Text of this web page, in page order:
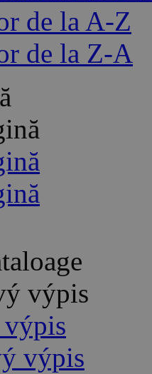
de la A-Z
de la Z-A
výpis
výpis